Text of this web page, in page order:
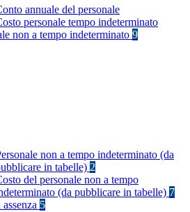
annuale del personale
personale tempo indeterminato
non a tempo indeterminato 9
non a tempo indeterminato (da
in tabelle) 2
del personale non a tempo
(da pubblicare in tabelle) 7
5